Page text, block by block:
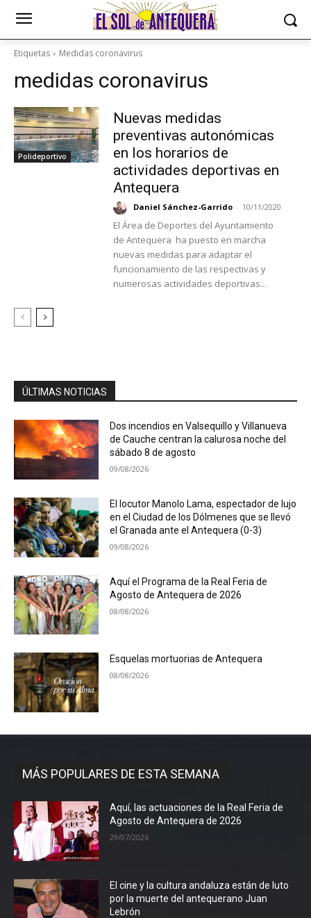
Etiquetas Medidas coronavirus
medidas coronavirus
Polideportivo
Nuevas medidas
preventivas autonómicas
en los horarios de
actividades deportivas en
Antequera
Daniel Sánchez-Garrido - 10/11/2020
El Área de Deportes del Ayuntamiento
de Antequera ha puesto en marcha
nuevas medidas para adaptar el
funcionamiento de las respectivas y
numerosas actividades deportivas...
ÚLTIMAS NOTICIAS
Dos incendios en Valsequillo y Villanueva
de Cauche centran la calurosa noche del
sábado 8 de agosto
09/08/2026
El locutor Manolo Lama, espectador de lujo
en el Ciudad de los Dólmenes que se llevó
el Granada ante el Antequera (0-3)
09/08/2026
Aquí el Programa de la Real Feria de
Agosto de Antequera de 2026
08/08/2026
Esquelas mortuorias de Antequera
08/08/2026
MÁS POPULARES DE ESTA SEMANA
Aquí, las actuaciones de la Real Feria de
Agosto de Antequera de 2026
29/07/2026
El cine y la cultura andaluza están de luto
por la muerte del antequerano Juan
Lebrón